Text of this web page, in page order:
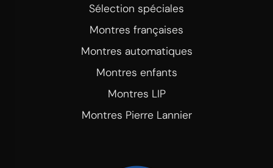
Sélection spéciales
Montres françaises
Montres automatiques
Montres enfants
Montres LIP
Montres Pierre Lannier